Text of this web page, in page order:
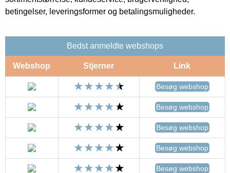
betingelser, leveringsformer og betalingsmuligheder.
Bedst anmeldte webshops
Webshop Stjerner Link
Besøg webshop
Besøg webshop
Besøg webshop
Besøg webshop
Besøg webshop